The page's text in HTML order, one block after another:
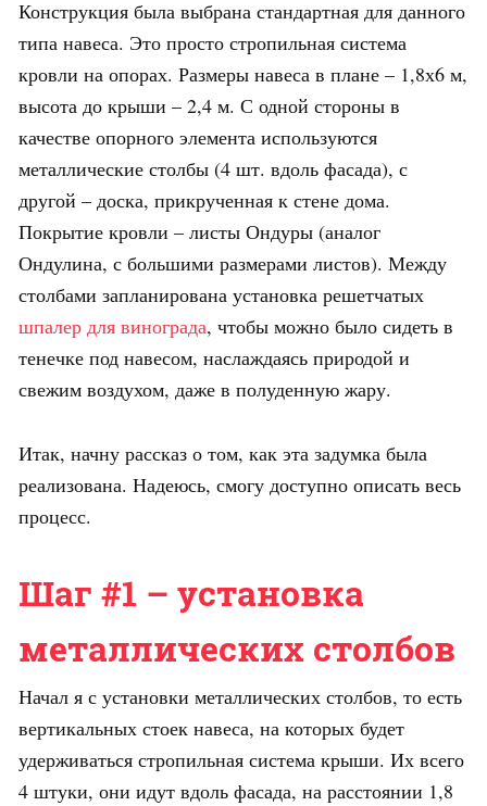
Конструкция была выбрана стандартная для данного
типа навеса. Это просто стропильная система
кровли на опорах. Размеры навеса в плане – 1,8х6 м,
высота до крыши – 2,4 м. С одной стороны в
качестве опорного элемента используются
металлические столбы (4 шт. вдоль фасада), с
другой – доска, прикрученная к стене дома.
Покрытие кровли – листы Ондуры (аналог
Ондулина, с большими размерами листов). Между
столбами запланирована установка решетчатых
шпалер для винограда, чтобы можно было сидеть в
тенечке под навесом, наслаждаясь природой и
свежим воздухом, даже в полуденную жару.
Итак, начну рассказ о том, как эта задумка была
реализована. Надеюсь, смогу доступно описать весь
процесс.
Шаг #1 – установка
металлических столбов
Начал я с установки металлических столбов, то есть
вертикальных стоек навеса, на которых будет
удерживаться стропильная система крыши. Их всего
4 штуки, они идут вдоль фасада, на расстоянии 1,8